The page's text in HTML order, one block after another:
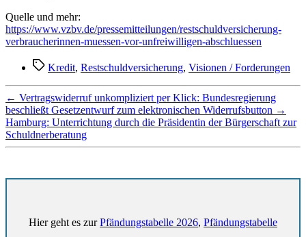
Quelle und mehr:
https://www.vzbv.de/pressemitteilungen/restschuldversicherung-
verbraucherinnen-muessen-vor-unfreiwilligen-abschluessen
Schlagwörter
Kredit, Restschuldversicherung, Visionen / Forderungen
← Vertragswiderruf unkompliziert per Klick: Bundesregierung
beschließt Gesetzentwurf zum elektronischen Widerrufsbutton →
Hamburg: Unterrichtung durch die Präsidentin der Bürgerschaft zur
Schuldnerberatung
Hier geht es zurPfändungstabelle 2026, Pfändungstabelle